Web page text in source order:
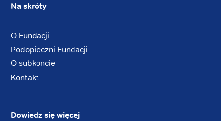
Na skróty
O Fundacji
Podopieczni Fundacji
O subkoncie
Kontakt
Dowiedz się więcej